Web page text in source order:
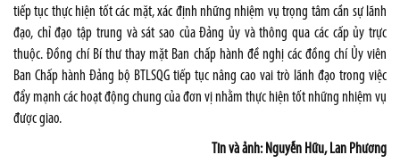
tiếp tục thực hiện tốt các mặt, xác định những nhiệm vụ trọng tâm cần sự lãnh
đạo, chỉ đạo tập trung và sát sao của Đảng ủy và thông qua các cấp ủy trực
thuộc. Đồng chí Bí thư thay mặt Ban chấp hành đề nghị các đồng chí Ủy viên
Ban Chấp hành Đảng bộ BTLSQG tiếp tục nâng cao vai trò lãnh đạo trong việc
đẩy mạnh các hoạt động chung của đơn vị nhằm thực hiện tốt những nhiệm vụ
được giao.
Tin và ảnh: Nguyễn Hữu, Lan Phương